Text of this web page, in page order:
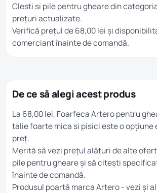
Clesti si pile pentru ghearedin
prețuri actualizate.
Verifică prețul de 68,00 lei și
comerciant înainte de comandă.
De ce să alegi acest produs
La 68,00 lei, Foarfeca Artero pentru
talie foarte mica si pisici este o opțiune
preț.
Merită să vezi prețul alături de alte
pile pentru gheareși să citești
înainte de comandă.
Produsul poartă marcaArtero- vezi și